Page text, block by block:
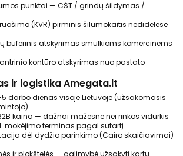
punktai — CŠT / grindų šildymas /
(KVR) pirminis šilumokaitis nedidelėse
buferinis atskyrimas smulkioms komercinėms
kontūro atskyrimas nuo pastato
ir logistika Amegata.lt
darbo dienas visoje Lietuvoje (užsakomasis
kaina — dažnai mažesnė nei rinkos vidurkis
mokėjimo terminas pagal sutartį
dėl dydžio parinkimo (Cairo skaičiavimai)
ir plokštelės — galimybė užsakyti kartu